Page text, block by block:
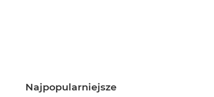
Najpopularniejsze